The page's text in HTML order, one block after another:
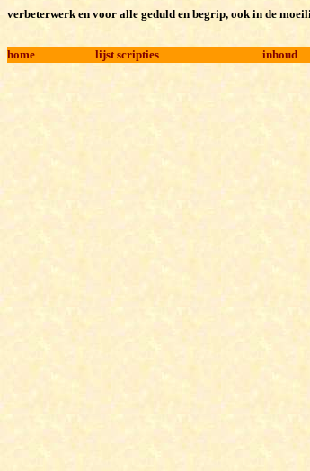
verbeterwerk en voor alle geduld en begrip, ook in de
home lijst scripties inhoud